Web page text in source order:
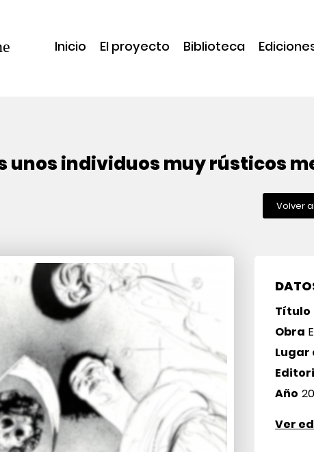
Inicio El proyecto Biblioteca
unos individuos muy rústicos
Volver
Título
Obra
Lugar
Año
Ver